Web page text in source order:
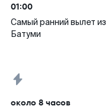
01:00
Самый ранний вылет из
Батуми
около 8 часов